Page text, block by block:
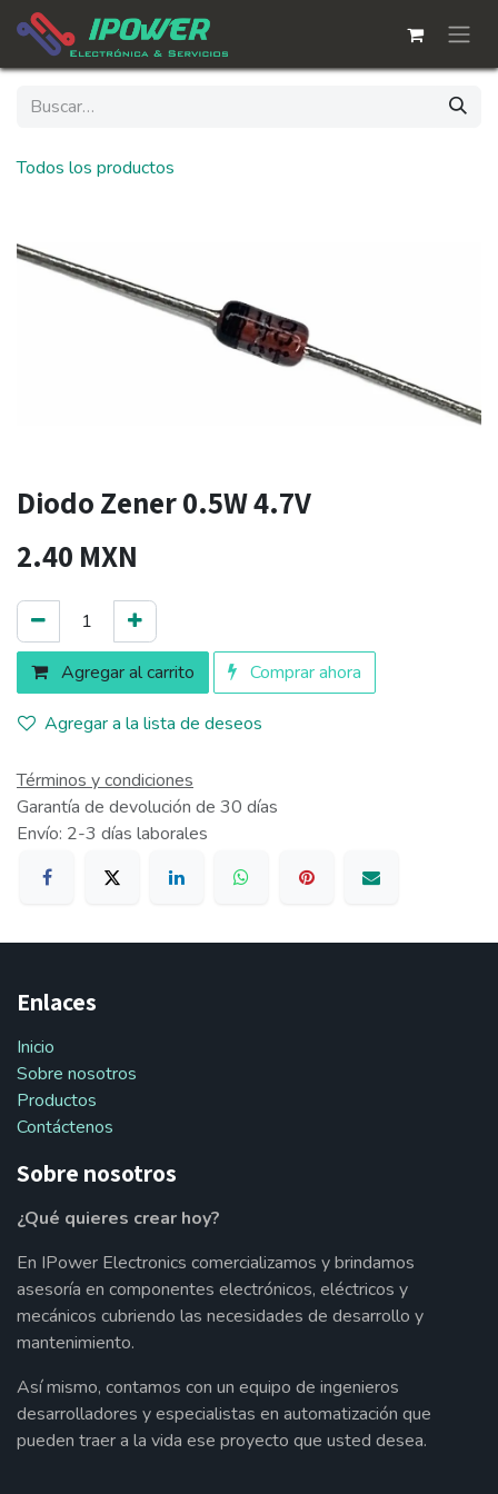
Ir al contenido
Todos los productos
Diodo Zener 0.5W 4.7V
2.40 MXN
Agregar al carrito Comprar ahora
Agregar a la lista de deseos
Términos y condiciones
Garantía de devolución de 30 días
Envío: 2-3 días laborales
Enlaces
Inicio
Sobre nosotros
Productos
Contáctenos
Sobre nosotros
¿Qué quieres crear hoy?
En IPower Electronics comercializamos y brindamos
asesoría en componentes electrónicos, eléctricos y
mecánicos cubriendo las necesidades de desarrollo y
mantenimiento.
Así mismo, contamos con un equipo de ingenieros
desarrolladores y especialistas en automatización que
pueden traer a la vida ese proyecto que usted desea.